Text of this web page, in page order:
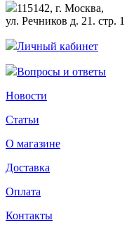
115142, г. Москва,
ул. Речников д. 21. стр. 1
Личный кабинет
Вопросы и ответы
Новости
Статьи
О магазине
Доставка
Оплата
Контакты